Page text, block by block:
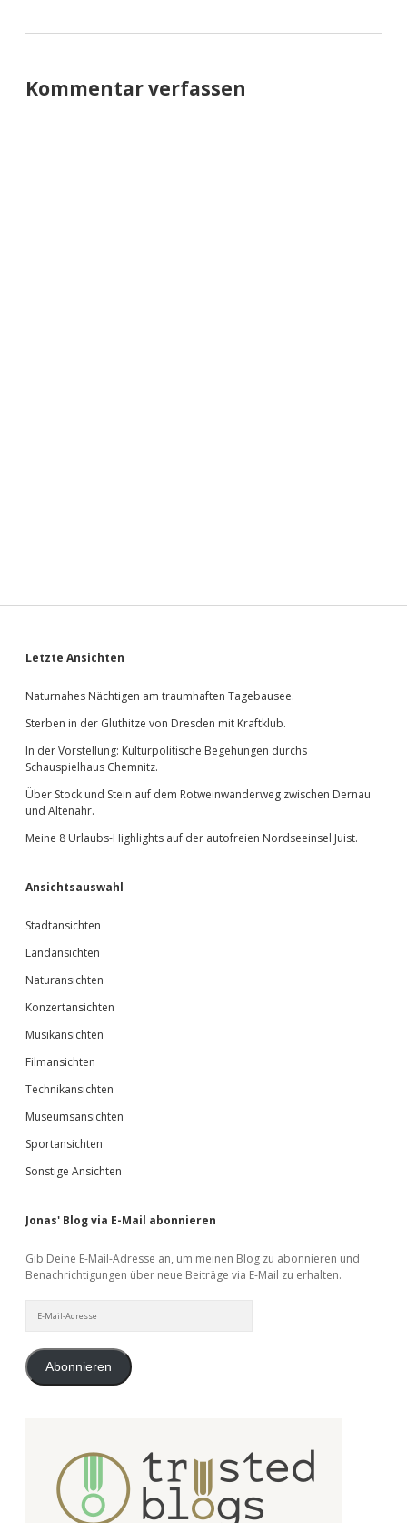
Kommentar verfassen
Sidebar
Letzte Ansichten
Naturnahes Nächtigen am traumhaften Tagebausee.
Sterben in der Gluthitze von Dresden mit Kraftklub.
In der Vorstellung: Kulturpolitische Begehungen durchs
Schauspielhaus Chemnitz.
Über Stock und Stein auf dem Rotweinwanderweg zwischen Dernau
und Altenahr.
Meine 8 Urlaubs-Highlights auf der autofreien Nordseeinsel Juist.
Ansichtsauswahl
Stadtansichten
Landansichten
Naturansichten
Konzertansichten
Musikansichten
Filmansichten
Technikansichten
Museumsansichten
Sportansichten
Sonstige Ansichten
Jonas' Blog via E-Mail abonnieren
Gib Deine E-Mail-Adresse an, um meinen Blog zu abonnieren und
Benachrichtigungen über neue Beiträge via E-Mail zu erhalten.
Mail-
Abonnieren